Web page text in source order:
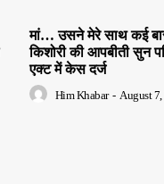
मां… उसने मेरे साथ कई
किशोरी की आपबीती सुन
एक्ट में केस दर्ज
Him Khabar - August